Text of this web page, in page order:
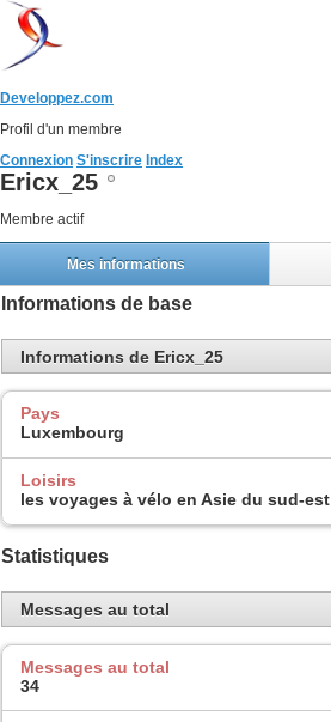
Developpez.com
Profil d'un membre
Connexion S'inscrire Index
Ericx_25
Membre actif
Mes informations
Informations de base
Informations de Ericx_25
Pays
Luxembourg
Loisirs
les voyages à vélo en Asie du sud-est
Statistiques
Messages au total
Messages au total
34